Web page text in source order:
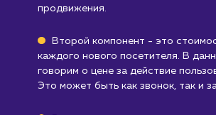
интернете
трафик" может быть не так
Узнать почему